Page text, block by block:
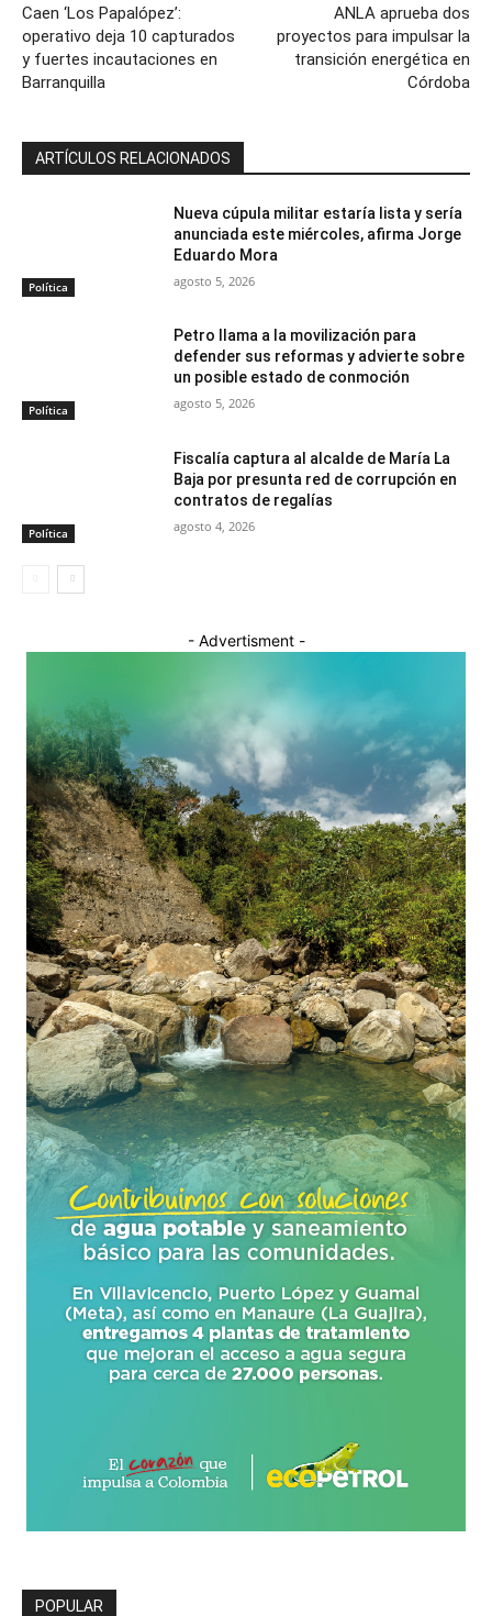
Caen ‘Los Papalópez’:
operativo deja 10 capturados
y fuertes incautaciones en
Barranquilla
ANLA aprueba dos
proyectos para impulsar la
transición energética en
Córdoba
ARTÍCULOS RELACIONADOS
Política
Nueva cúpula militar estaría lista y sería
anunciada este miércoles, afirma Jorge
Eduardo Mora
agosto 5, 2026
Política
Petro llama a la movilización para
defender sus reformas y advierte sobre
un posible estado de conmoción
agosto 5, 2026
Política
Fiscalía captura al alcalde de María La
Baja por presunta red de corrupción en
contratos de regalías
agosto 4, 2026
- Advertisment -
POPULAR